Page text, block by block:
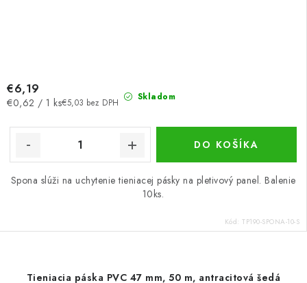
Skladom
€5,03 bez DPH
€6,19
Jednotková
€0,62 / 1 ks
DO KOŠÍKA
Spona slúži na uchytenie tieniacej pásky na pletivový panel. Balenie
10ks.
Kód: TP190-SPONA-10-S
Tieniacia páska PVC 47 mm, 50 m, antracitová šedá